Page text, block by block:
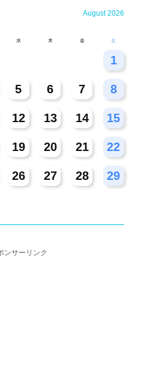
August 2026
水 木 金 土
1
5 6 7 8
12 13 14 15
19 20 21 22
26 27 28 29
ンサーリンク